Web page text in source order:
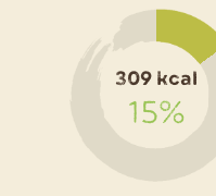
309 kcal
15%